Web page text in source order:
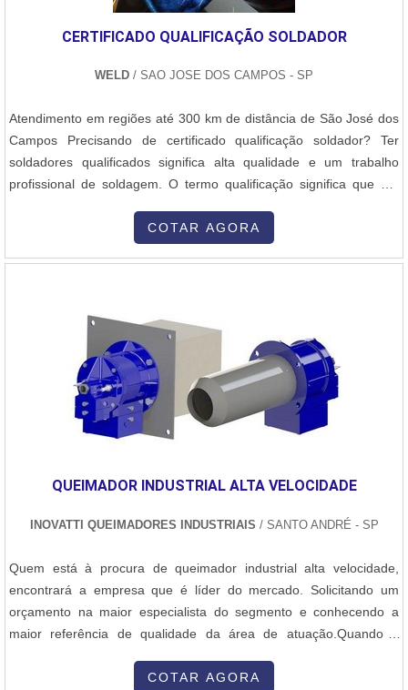
CERTIFICADO QUALIFICAÇÃO SOLDADOR
WELD / SAO JOSE DOS CAMPOS - SP
Atendimento em regiões até 300 km de distância de São José dos
Campos Precisando de certificado qualificação soldador? Ter
soldadores qualificados significa alta qualidade e um trabalho
profissional de soldagem. O termo qualificação significa que um
uma determinada norma está qualificado para executar soldas, no
COTAR AGORA
QUEIMADOR INDUSTRIAL ALTA VELOCIDADE
INOVATTI QUEIMADORES INDUSTRIAIS / SANTO ANDRÉ - SP
Quem está à procura de queimador industrial alta velocidade,
encontrará a empresa que é líder do mercado. Solicitando um
orçamento na maior especialista do segmento e conhecendo a
maior referência de qualidade da área de atuação.Quando a
colaboradores da Inovatti Queimadores Industriais o cliente
COTAR AGORA